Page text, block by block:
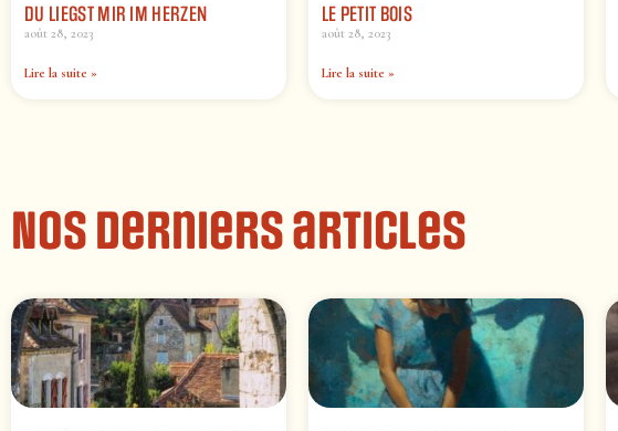
DU LIEGST MIR IM HERZEN
août 28, 2023
Lire la suite »
LE PETIT BOIS
août 28, 2023
Lire la suite »
Nos derniers articles